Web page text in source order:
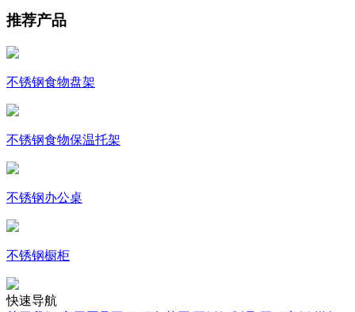
推荐产品
不锈钢食物盘架
不锈钢食物保温托架
不锈钢办公桌
不锈钢橱柜
快速导航